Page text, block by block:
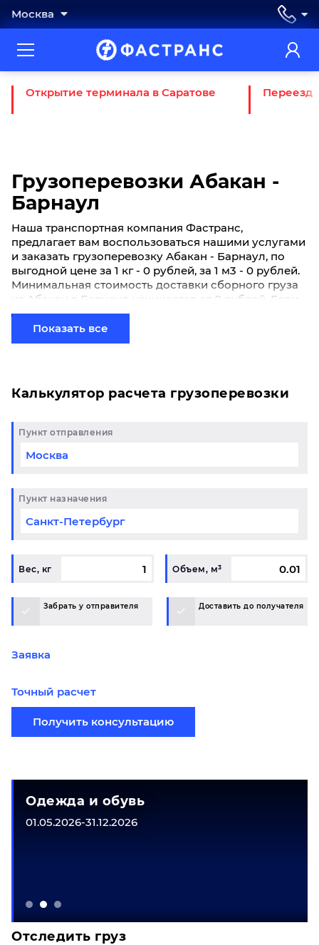
Москва
Открытие терминала в Саратове Переезд
Грузоперевозки Абакан -
Барнаул
Наша транспортная компания Фастранс,
предлагает вам воспользоваться нашими услугами
и заказать грузоперевозку Абакан - Барнаул, по
выгодной цене за 1 кг - 0 рублей, за 1 м3 - 0 рублей.
Минимальная стоимость доставки сборного груза
из Абакан в Барнаул начинается от 0 рублей. Если
вы хотите отправить свой груз сборной партией по
готовому маршруту в Барнаул и у вас возникли
вопросы, свяжитесь с нашим специалистом на
Показать все
Калькулятор расчета грузоперевозки
Пункт отправления
Пункт назначения
Вес, кг Объем, м³
Забрать у отправителя Доставить до получателя
Заявка
Точный расчет
Получить консультацию
Одежда и обувь
01.05.2026-31.12.2026
Отследить груз